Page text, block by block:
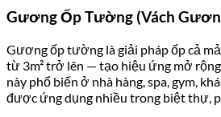
Gương Ốp Tường (Vách
Gương ốp tường là giải pháp ốp cả
từ 3m² trở lên — tạo hiệu ứng mở
này phổ biến ở nhà hàng, spa, gym,
được ứng dụng nhiều trong biệt thự,